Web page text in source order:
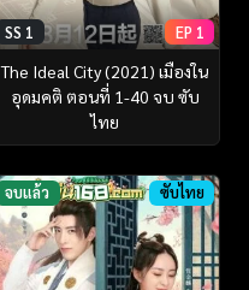
SS 1 EP 1
The Ideal City (2021) เมืองใน
อุดมคติ ตอนที่ 1-40 จบ ซับ
ไทย
จบแล้ว ซับไทย